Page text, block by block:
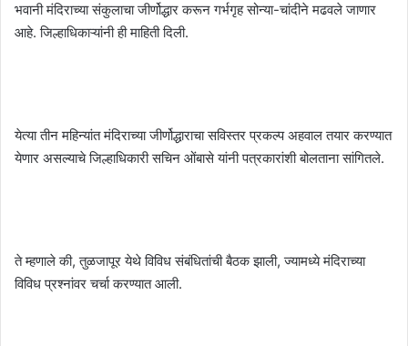
भवानी मंदिराच्या संकुलाचा जीर्णोद्धार करून गर्भगृह सोन्या-चांदीने मढवले जाणार
आहे. जिल्हाधिकाऱ्यांनी ही माहिती दिली.
येत्या तीन महिन्यांत मंदिराच्या जीर्णोद्धाराचा सविस्तर प्रकल्प अहवाल तयार करण्यात
येणार असल्याचे जिल्हाधिकारी सचिन ओंबासे यांनी पत्रकारांशी बोलताना सांगितले.
ते म्हणाले की, तुळजापूर येथे विविध संबंधितांची बैठक झाली, ज्यामध्ये मंदिराच्या
विविध प्रश्नांवर चर्चा करण्यात आली.